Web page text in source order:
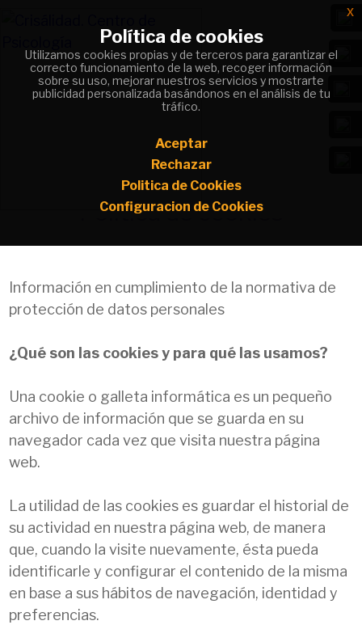
Da sentido a lo que te duele y convierte
Politica de cookies
Información en cumplimiento de la normativa de
protección de datos personales
¿Qué son las cookies y para qué las usamos?
Una cookie o galleta informática es un pequeño
archivo de información que se guarda en su
navegador cada vez que visita nuestra página
web.
La utilidad de las cookies es guardar el historial de
su actividad en nuestra página web, de manera
que, cuando la visite nuevamente, ésta pueda
identificarle y configurar el contenido de la misma
en base a sus hábitos de navegación, identidad y
preferencias.
Política de cookies
Utilizamos cookies propias y de terceros para garantizar el
correcto funcionamiento de la web, recoger información
sobre su uso, mejorar nuestros servicios y mostrarte
publicidad personalizada basándonos en el análisis de tu
tráfico.
Aceptar
Rechazar
Politica de Cookies
Configuracion de Cookies
x
Política de cookies
Utilizamos cookies propias y de terceros para garantizar el
correcto funcionamiento de la web, recoger información
sobre su uso, mejorar nuestros servicios y mostrarte
publicidad personalizada basándonos en el análisis de tu
tráfico.
Aceptar
Rechazar
Politica de Cookies
Configuracion de Cookies
x